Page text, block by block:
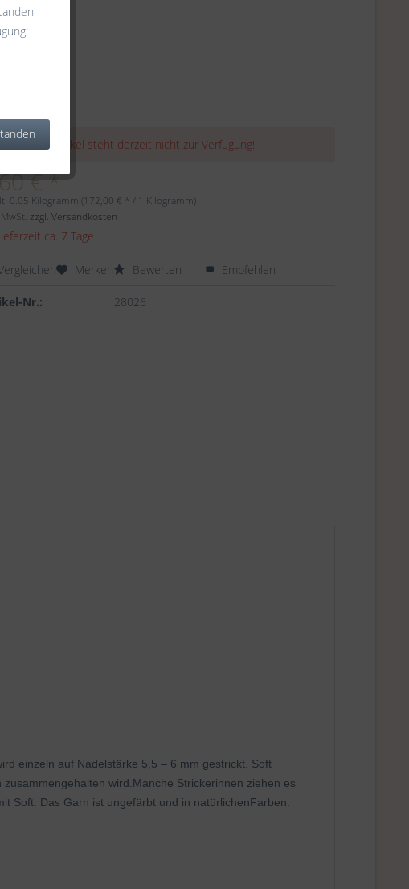
Dieser Artikel steht derzeit nicht zur Verfügung!
€ *
0.05 Kilogramm (172,00 € * / 1 Kilogramm)
zzgl. Versandkosten
ca. 7 Tage
Merken Bewerten Empfehlen
Nr.: 28026
einzeln auf Nadelstärke 5,5 – 6 mm gestrickt. Soft
wird.Manche Strickerinnen ziehen es
Soft. Das Garn ist ungefärbt und in natürlichenFarben.